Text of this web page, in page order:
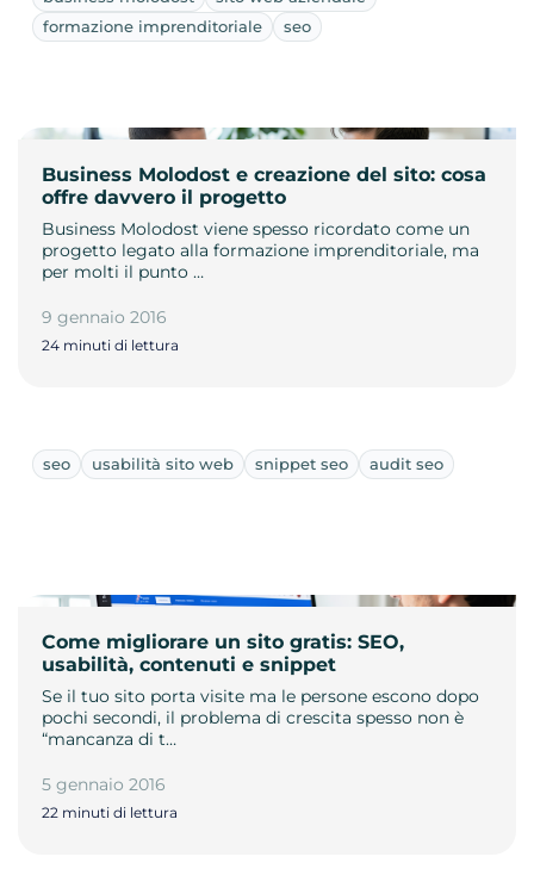
formazione imprenditoriale
seo
Business Molodost e creazione del sito: cosa
offre davvero il progetto
Business Molodost viene spesso ricordato come un
progetto legato alla formazione imprenditoriale, ma
per molti il punto …
9 gennaio 2016
24 minuti di lettura
seo usabilità sito web snippet seo audit seo
Come migliorare un sito gratis: SEO,
usabilità, contenuti e snippet
Se il tuo sito porta visite ma le persone escono dopo
pochi secondi, il problema di crescita spesso non è
“mancanza di t…
5 gennaio 2016
22 minuti di lettura